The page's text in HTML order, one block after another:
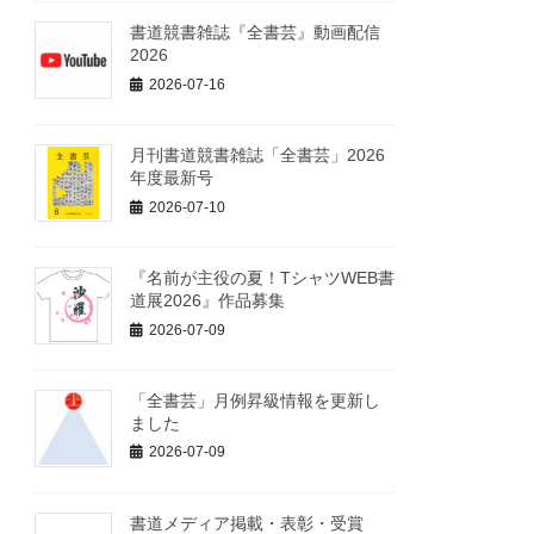
書道競書雑誌『全書芸』動画配信
2026
2026-07-16
月刊書道競書雑誌「全書芸」2026
年度最新号
2026-07-10
『名前が主役の夏！TシャツWEB書
道展2026』作品募集
2026-07-09
「全書芸」月例昇級情報を更新し
ました
2026-07-09
書道メディア掲載・表彰・受賞